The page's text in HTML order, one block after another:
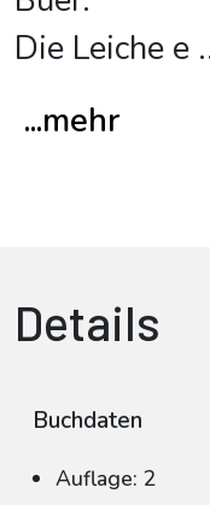
Die Leiche e
...mehr
Details
Buchdaten
Auflage: 2